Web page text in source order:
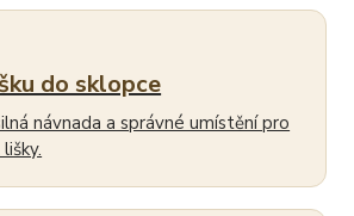
do sklopce
návnada a správné umístění pro